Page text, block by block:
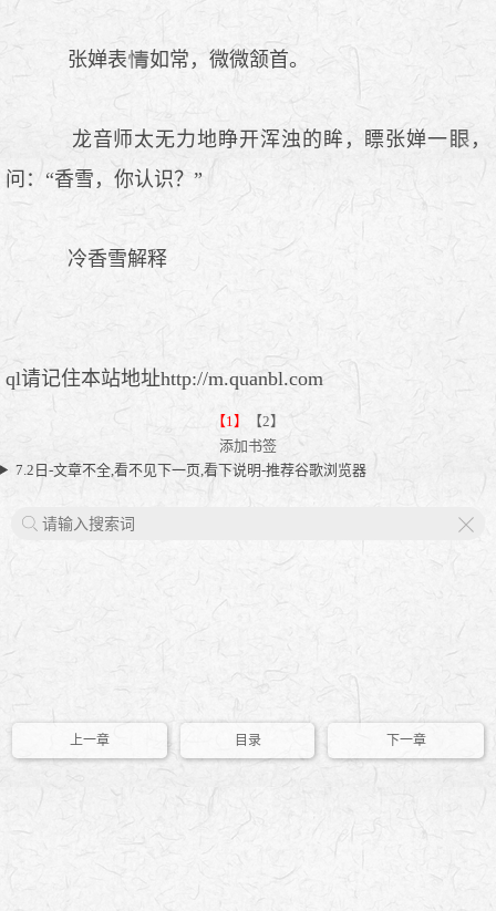
张婵表 如常，微微颔首。
龙音师太无力地睁开浑浊的眸，瞟张婵一
，
问：“香雪，你认识？”
冷香雪解释
ql请记住本站地址http://m.quanbl.com
【1】
【2】
添加书签
7.2日-文章不全,看不见下一页,看下说明-推荐谷歌浏览器
上一章 目录 下一章